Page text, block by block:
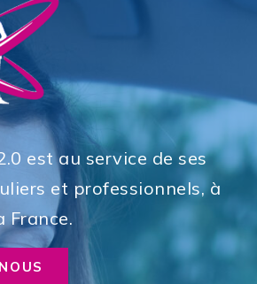
est au service de ses
et professionnels, à
France.